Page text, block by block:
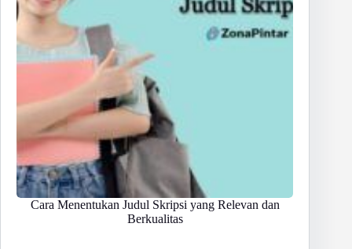
Cara Menentukan Judul Skripsi yang Relevan dan
Berkualitas